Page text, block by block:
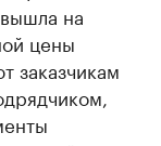
на
цены
заказчикам